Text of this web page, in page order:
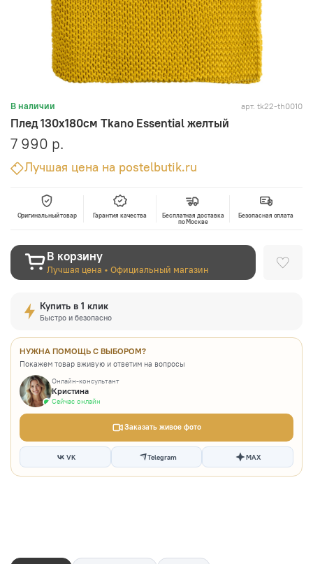
В наличии арт. tk22-th0010
Плед 130х180см Tkano Essential желтый
7 990 р.
Лучшая цена на postelbutik.ru
Оригинальный товар Гарантия качества
Бесплатная доставка
по Москве
Безопасная оплата
В корзину
Лучшая цена • Официальный магазин
Купить в 1 клик
Быстро и безопасно
НУЖНА ПОМОЩЬ С ВЫБОРОМ?
Покажем товар вживую и ответим на вопросы
Онлайн-консультант
Кристина
Сейчас онлайн
Заказать живое фото
VK Telegram MAX